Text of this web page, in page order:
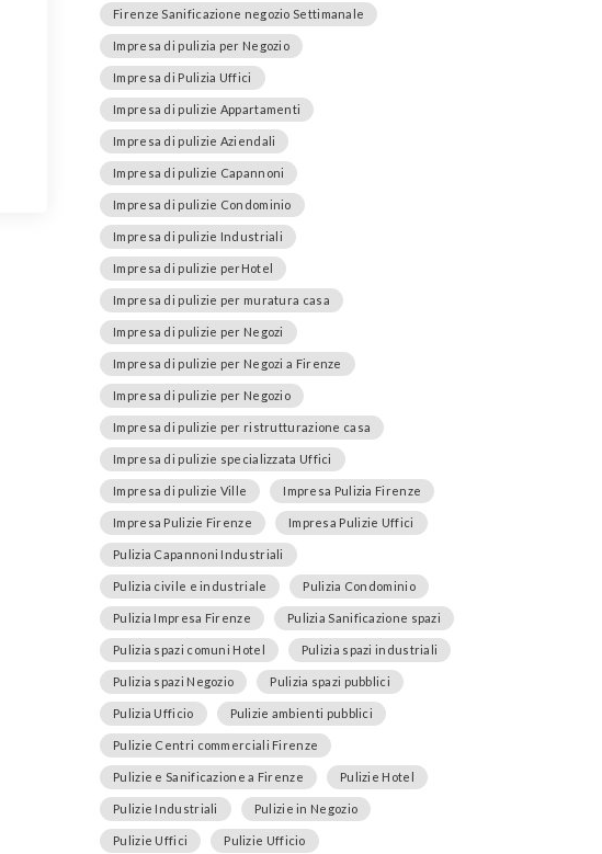
Firenze Sanificazione negozio Settimanale
Impresa di pulizia per Negozio
Impresa di Pulizia Uffici
Impresa di pulizie Appartamenti
Impresa di pulizie Aziendali
Impresa di pulizie Capannoni
Impresa di pulizie Condominio
Impresa di pulizie Industriali
Impresa di pulizie perHotel
Impresa di pulizie per muratura casa
Impresa di pulizie per Negozi
Impresa di pulizie per Negozi a Firenze
Impresa di pulizie per Negozio
Impresa di pulizie per ristrutturazione casa
Impresa di pulizie specializzata Uffici
Impresa di pulizie Ville Impresa Pulizia Firenze
Impresa Pulizie Firenze Impresa Pulizie Uffici
Pulizia Capannoni Industriali
Pulizia civile e industriale Pulizia Condominio
Pulizia Impresa Firenze Pulizia Sanificazione spazi
Pulizia spazi comuni Hotel Pulizia spazi industriali
Pulizia spazi Negozio Pulizia spazi pubblici
Pulizia Ufficio Pulizie ambienti pubblici
Pulizie Centri commerciali Firenze
Pulizie e Sanificazione a Firenze Pulizie Hotel
Pulizie Industriali Pulizie in Negozio
Pulizie Uffici Pulizie Ufficio